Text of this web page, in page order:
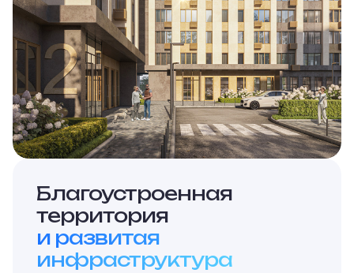
Благоустроенная
территория
и развитая
инфраструктура